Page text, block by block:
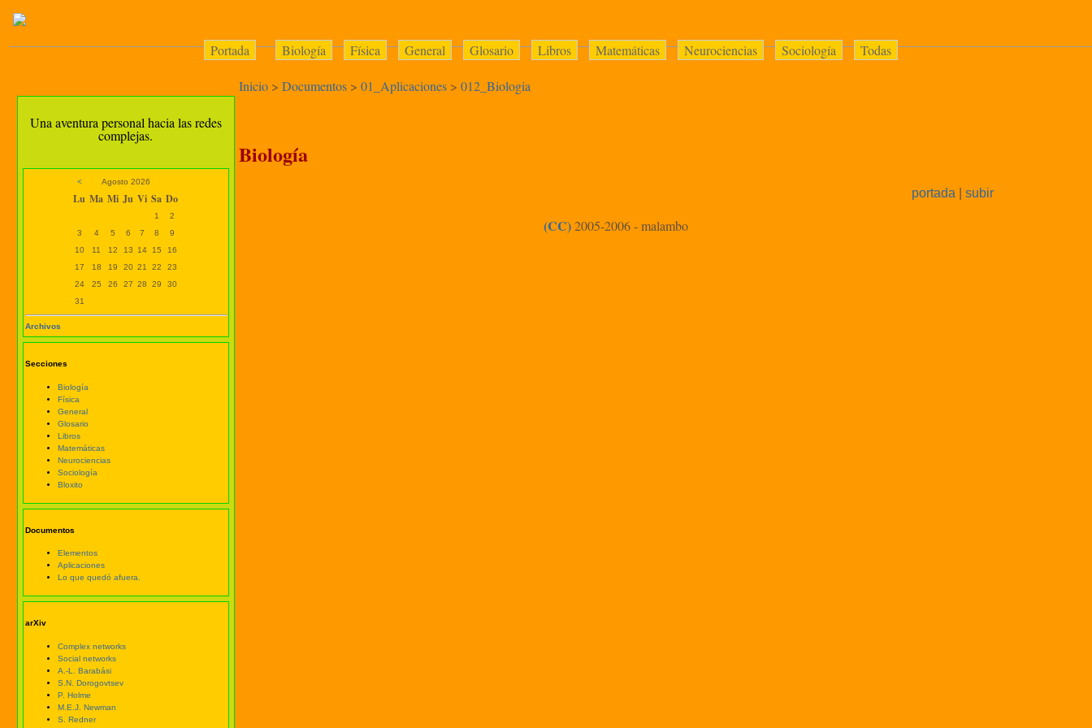
Portada Biología Física General Glosario Libros Matemáticas Neurociencias Sociología Todas
Una aventura personal hacia las redes
complejas.
< Agosto 2026
Lu Ma Mi Ju Vi Sa Do
1
2
3
4 5 6 7 8
9
10
11 12 13 14 15
16
17
18 19 20 21 22
23
24
25 26 27 28 29
30
31
Archivos
Secciones
Biología
Física
General
Glosario
Libros
Matemáticas
Neurociencias
Sociología
Bloxito
Documentos
Elementos
Aplicaciones
Lo que quedó afuera.
arXiv
Complex networks
Social networks
A.-L. Barabási
S.N. Dorogovtsev
P. Holme
M.E.J. Newman
S. Redner
Inicio> Documentos> 01_Aplicaciones> 012_Biologia
Biología
portada |subir
(CC)2005-2006 - malambo